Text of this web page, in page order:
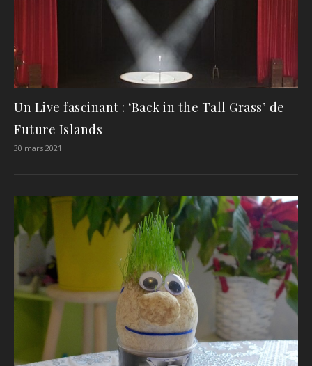
Un Live fascinant : ‘Back in the Tall Grass’ de
Future Islands
30 mars 2021